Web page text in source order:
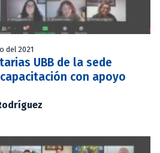
del 2021
UBB de la sede
con apoyo